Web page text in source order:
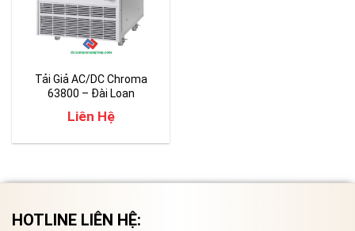
Tải Giả AC/DC Chroma
63800 – Đài Loan
Liên Hệ
HOTLINE LIÊN HỆ: